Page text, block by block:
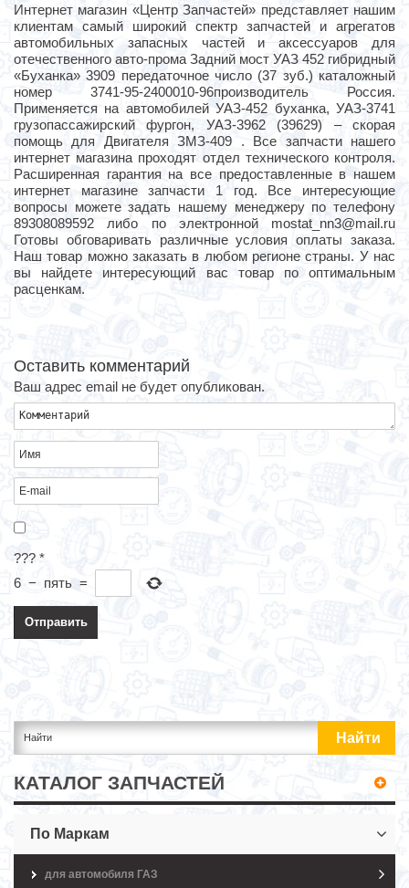
Интернет магазин «Центр Запчастей» представляет нашим
клиентам самый широкий спектр запчастей и агрегатов
автомобильных запасных частей и аксессуаров для
отечественного авто-прома Задний мост УАЗ 452 гибридный
«Буханка» 3909 передаточное число (37 зуб.) каталожный
номер 3741-95-2400010-96производитель Россия.
Применяется на автомобилей УАЗ-452 буханка, УАЗ-3741
грузопассажирский фургон, УАЗ-3962 (39629) – скорая
помощь для Двигателя ЗМЗ-409 . Все запчасти нашего
интернет магазина проходят отдел технического контроля.
Расширенная гарантия на все предоставленные в нашем
интернет магазине запчасти 1 год. Все интересующие
вопросы можете задать нашему менеджеру по телефону
89308089592 либо по электронной mostat_nn3@mail.ru
Готовы обговаривать различные условия оплаты заказа.
Наш товар можно заказать в любом регионе страны. У нас
вы найдете интересующий вас товар по оптимальным
расценкам.
Оставить комментарий
Ваш адрес email не будет опубликован.
??? *
6 − пять =
КАТАЛОГ ЗАПЧАСТЕЙ
По Маркам
для автомобиля ГАЗ